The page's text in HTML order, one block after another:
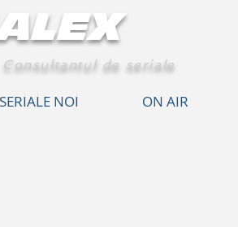
Consultantul de seriale
SERIALE NOI ON AIR